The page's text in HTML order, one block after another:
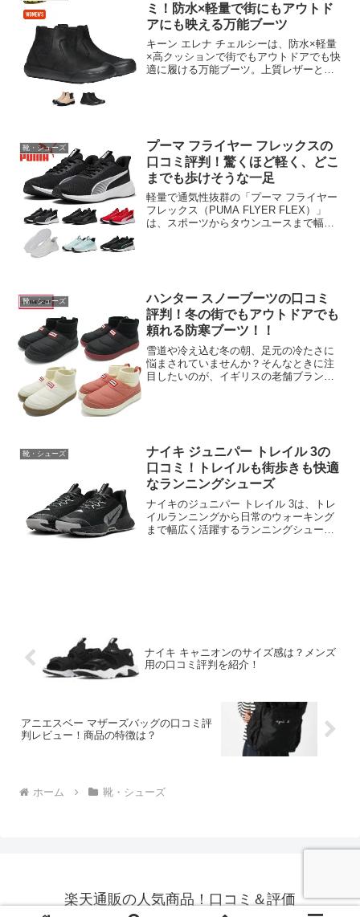
ミ！防水×軽量で街にもアウトド
アにも映える万能ブーツ
キーン エレナ チェルシーは、防水×軽量
×高クッションで街でもアウトドアでも快
適に履ける万能ブーツ。上質レザーと通
靴・シューズ
プーマ フライヤー フレックスの
口コミ評判！驚くほど軽く、どこ
までも歩けそうな一足
軽量で通気性抜群の「プーマ フライヤー
フレックス（PUMA FLYER FLEX）」
は、スポーツからタウンユースまで幅広
靴・シューズ
ハンター スノーブーツの口コミ
評判！冬の街でもアウトドアでも
頼れる防寒ブーツ！！
雪道や冷え込む冬の朝、足元の冷たさに
悩まされていませんか？そんなときに注
目したいのが、イギリスの老舗ブランド
靴・シューズ
ナイキ ジュニパー トレイル 3の
口コミ！トレイルも街歩きも快適
なランニングシューズ
ナイキのジュニパー トレイル 3は、トレ
イルランニングから日常のウォーキング
まで幅広く活躍するランニングシューズ
ナイキ キャニオンのサイズ感は？メンズ
用の口コミ評判を紹介！
アニエスベー マザーズバッグの口コミ評
判レビュー！商品の特徴は？
ホーム 靴・シューズ
楽天通販の人気商品！口コミ＆評価